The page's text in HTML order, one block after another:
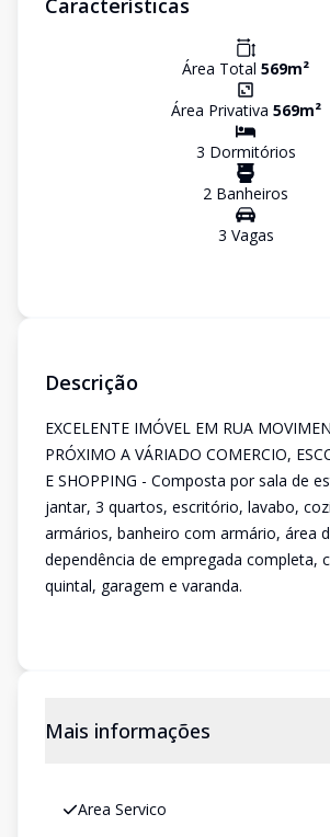
Características
Área Total 569m²
Área Privativa 569m²
3 Dormitórios
2 Banheiros
3 Vagas
Descrição
EXCELENTE IMÓVEL EM RUA
PRÓXIMO A VÁRIADO COMERCIO,
E SHOPPING - Composta por sala de
jantar, 3 quartos, escritório, lavabo,
armários, banheiro com armário, área
dependência de empregada completa,
quintal, garagem e varanda.
Mais informações
Area Servico